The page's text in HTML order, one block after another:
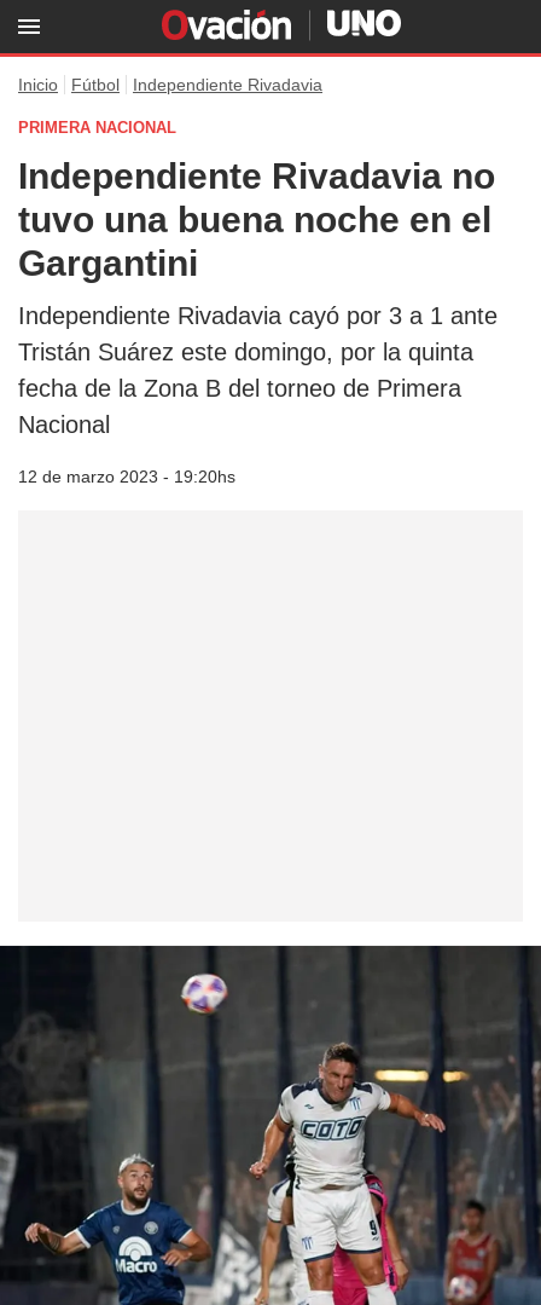
Inicio Fútbol Independiente Rivadavia
PRIMERA NACIONAL
Independiente Rivadavia no
tuvo una buena noche en el
Gargantini
Independiente Rivadavia cayó por 3 a 1 ante
Tristán Suárez este domingo, por la quinta
fecha de la Zona B del torneo de Primera
Nacional
12 de marzo 2023 - 19:20hs